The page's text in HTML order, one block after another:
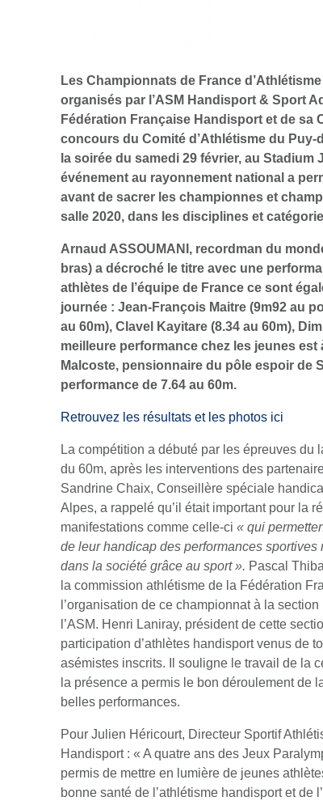
Les Championnats de France
organisés par l’ASM Handisport & Sport
Fédération Française Handisport et de sa
concours du Comité d’Athlétisme du
la soirée du samedi 29 février, au Stadium
événement au rayonnement national a
avant de sacrer les championnes et
salle 2020, dans les disciplines et
Arnaud ASSOUMANI, recordman du
bras) a décroché le titre avec une
athlètes de l’équipe de France ce sont
journée : Jean-François Maitre (9m92 au
au 60m), Clavel Kayitare (8.34 au 60m),
meilleure performance chez les jeunes est
Malcoste, pensionnaire du pôle espoir de
performance de 7.64 au 60m.
Retrouvez les résultats et les photos ici
La compétition a débuté par les épreuves du
du 60m, après les interventions des
Sandrine Chaix, Conseillère spéciale
Alpes, a rappelé qu’il était important pour la
manifestations comme celle-ci « qui
de leur handicap des performances
dans la société grâce au sport ». Pascal
la commission athlétisme de la Fédération
l’organisation de ce championnat à la
l’ASM. Henri Laniray, président de cette
participation d’athlètes handisport venus de
asémistes inscrits. Il souligne le travail de la
la présence a permis le bon déroulement de
belles performances.
Pour Julien Héricourt, Directeur Sportif
Handisport : « A quatre ans des Jeux
permis de mettre en lumière de jeunes
bonne santé de l’athlétisme handisport et de